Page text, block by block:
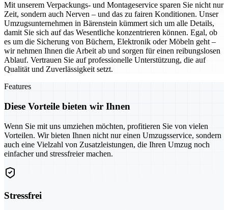
Mit unserem Verpackungs- und Montageservice sparen Sie nicht nur
Zeit, sondern auch Nerven – und das zu fairen Konditionen. Unser
Umzugsunternehmen in Bärenstein kümmert sich um alle Details,
damit Sie sich auf das Wesentliche konzentrieren können. Egal, ob
es um die Sicherung von Büchern, Elektronik oder Möbeln geht –
wir nehmen Ihnen die Arbeit ab und sorgen für einen reibungslosen
Ablauf. Vertrauen Sie auf professionelle Unterstützung, die auf
Qualität und Zuverlässigkeit setzt.
Features
Diese Vorteile bieten wir Ihnen
Wenn Sie mit uns umziehen möchten, profitieren Sie von vielen
Vorteilen. Wir bieten Ihnen nicht nur einen Umzugsservice, sondern
auch eine Vielzahl von Zusatzleistungen, die Ihren Umzug noch
einfacher und stressfreier machen.
Stressfrei